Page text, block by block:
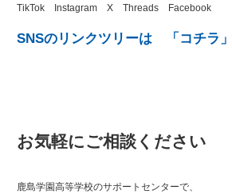
TikTok Instagram X Threads Facebook
SNSのリンクツリーは 「コチラ」
お気軽にご相談ください
鹿島学園高等学校のサポートセンターで、